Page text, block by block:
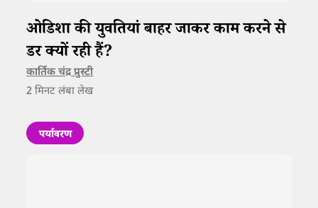
ओडिशा की युवतियां बाहर जाकर काम करने से
डर क्यों रही हैं?
कार्तिक चंद्र प्रुस्टी
2 मिनट लंबा लेख
पर्यावरण